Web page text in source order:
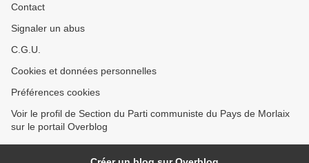
Contact
Signaler un abus
C.G.U.
Cookies et données personnelles
Préférences cookies
Voir le profil de Section du Parti communiste du Pays de Morlaix
sur le portail Overblog